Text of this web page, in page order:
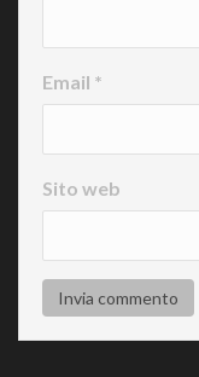
Email *
Sito web